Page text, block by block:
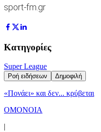
sport-fm.gr
Κατηγορίες
Super League
Ροή ειδήσεων Δημοφιλή
«Πονάει» και δεν... κρύβεται
ΟΜΟΝΟΙΑ
|